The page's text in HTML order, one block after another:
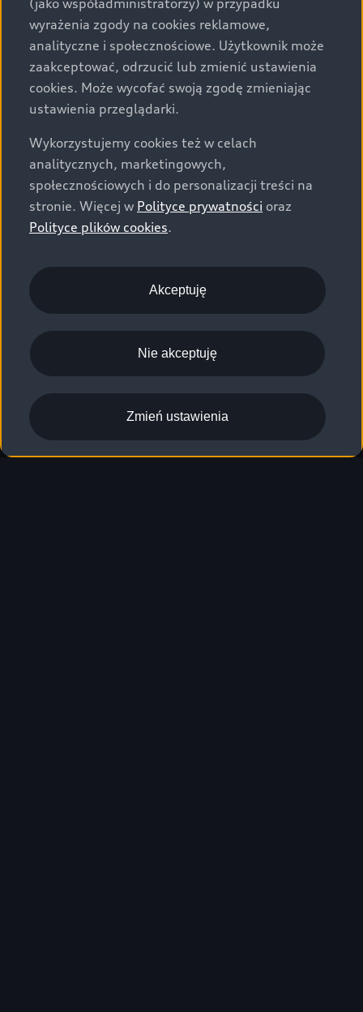
(jako współadministratorzy) w przypadku
wyrażenia zgody na cookies reklamowe,
analityczne i społecznościowe. Użytkownik może
zaakceptować, odrzucić lub zmienić ustawienia
cookies. Może wycofać swoją zgodę zmieniając
ustawienia przeglądarki.
Wykorzystujemy cookies też w celach
analitycznych, marketingowych,
społecznościowych i do personalizacji treści na
stronie. Więcej w Polityce prywatności oraz
Polityce plików cookies.
Akceptuję
Nie akceptuję
Zmień ustawienia